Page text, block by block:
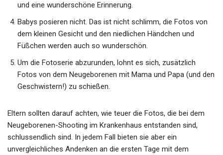
und eine wunderschöne Erinnerung.
Babys posieren nicht. Das ist nicht schlimm, die Fotos von
dem kleinen Gesicht und den niedlichen Händchen und
Füßchen werden auch so wunderschön.
Um die Fotoserie abzurunden, lohnt es sich, zusätzlich
Fotos von dem Neugeborenen mit Mama und Papa (und den
Geschwistern!) zu schießen.
Eltern sollten darauf achten, wie teuer die Fotos, die bei dem
Neugeborenen-Shooting im Krankenhaus entstanden sind,
schlussendlich sind. In jedem Fall bieten sie aber ein
unvergleichliches Andenken an die ersten Tage mit dem